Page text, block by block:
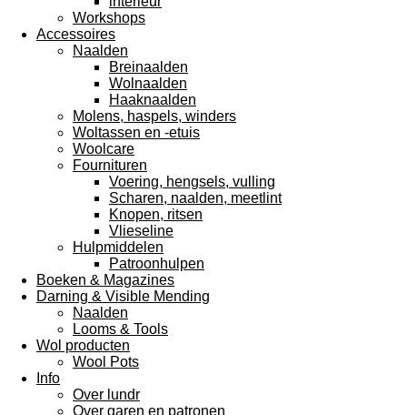
Workshops
Accessoires
Naalden
Breinaalden
Wolnaalden
Haaknaalden
Molens, haspels, winders
Woltassen en -etuis
Woolcare
Fournituren
Voering, hengsels, vulling
Scharen, naalden, meetlint
Knopen, ritsen
Vlieseline
Hulpmiddelen
Patroonhulpen
Boeken & Magazines
Darning & Visible Mending
Naalden
Looms & Tools
Wol producten
Wool Pots
Info
Over lundr
Over garen en patronen